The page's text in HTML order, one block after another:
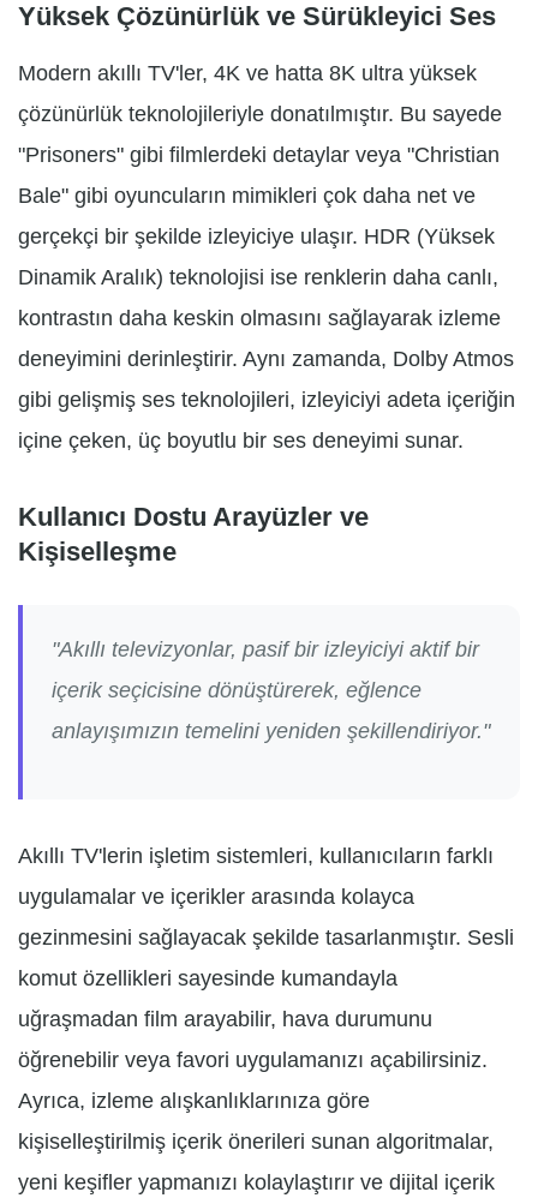
Yüksek Çözünürlük ve Sürükleyici Ses
Modern akıllı TV'ler, 4K ve hatta 8K ultra yüksek
çözünürlük teknolojileriyle donatılmıştır. Bu sayede
"Prisoners" gibi filmlerdeki detaylar veya "Christian
Bale" gibi oyuncuların mimikleri çok daha net ve
gerçekçi bir şekilde izleyiciye ulaşır. HDR (Yüksek
Dinamik Aralık) teknolojisi ise renklerin daha canlı,
kontrastın daha keskin olmasını sağlayarak izleme
deneyimini derinleştirir. Aynı zamanda, Dolby Atmos
gibi gelişmiş ses teknolojileri, izleyiciyi adeta içeriğin
içine çeken, üç boyutlu bir ses deneyimi sunar.
Kullanıcı Dostu Arayüzler ve
Kişiselleşme
"Akıllı televizyonlar, pasif bir izleyiciyi aktif bir
içerik seçicisine dönüştürerek, eğlence
anlayışımızın temelini yeniden şekillendiriyor."
Akıllı TV'lerin işletim sistemleri, kullanıcıların farklı
uygulamalar ve içerikler arasında kolayca
gezinmesini sağlayacak şekilde tasarlanmıştır. Sesli
komut özellikleri sayesinde kumandayla
uğraşmadan film arayabilir, hava durumunu
öğrenebilir veya favori uygulamanızı açabilirsiniz.
Ayrıca, izleme alışkanlıklarınıza göre
kişiselleştirilmiş içerik önerileri sunan algoritmalar,
yeni keşifler yapmanızı kolaylaştırır ve dijital içerik